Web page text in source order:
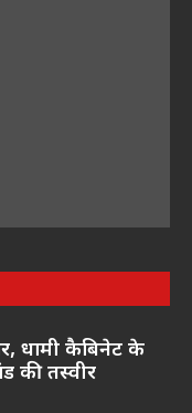
धामी कैबिनेट के
की तस्वीर